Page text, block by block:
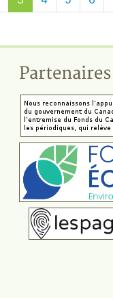
Partenaires